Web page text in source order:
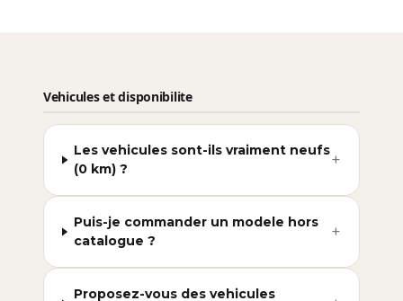
Vehicules et disponibilite
Les vehicules sont-ils vraiment neufs
(0 km) ?
+
Puis-je commander un modele hors
catalogue ?
+
Proposez-vous des vehicules